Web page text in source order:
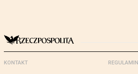
KONTAKT REGULAMIN